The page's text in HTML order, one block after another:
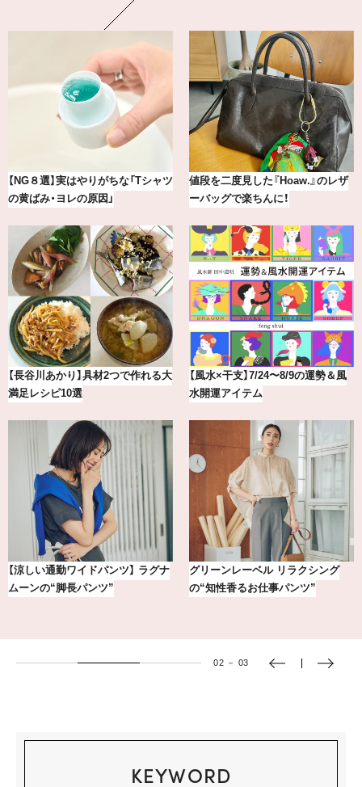
最新版！東京都内のおしゃれな朝活
カフェ＆モーニング9選
冷凍宅配食【nosh-ナッシュ】で叶
える、がんばる私の「がん…
【2026年8月】鏡リュウジの12星座
別占い
【BAILA×OMO】ウオズミアミ描き
下ろし！金沢の旅リスト
【銀座かねまつ】おしゃれ＆快適な
黒スニーカー4選
気分が上がる「フルラ」のアイウェ
アを「眼鏡市場」で探して。
03 － 03
KEYWORD